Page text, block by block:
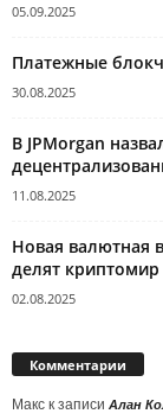
05.09.2025
Платежные
30.08.2025
В JPMorgan
11.08.2025
Новая валютная
делят криптомир
02.08.2025
Комментарии
Макс к записи Алан